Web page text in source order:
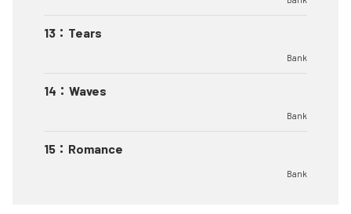
13 ： Tears
Bank
14 ： Waves
Bank
15 ： Romance
Bank